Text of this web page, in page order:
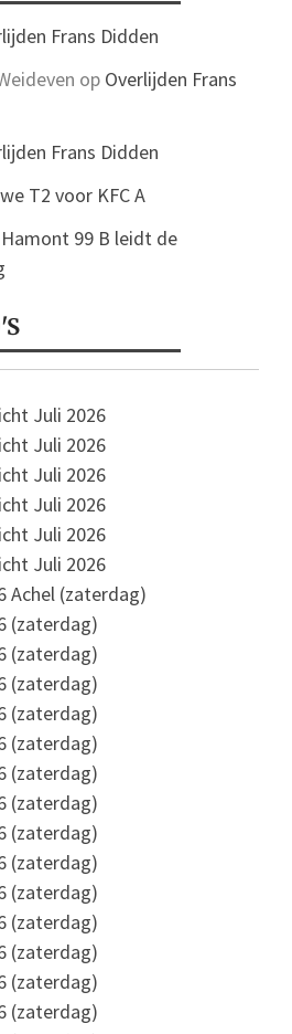
Frans Didden
op Overlijden Frans
Frans Didden
T2 voor KFC A
Hamont 99 B leidt de